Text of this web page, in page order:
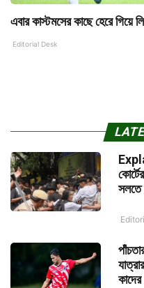
এবার কাস্টমসের কাছে হেরে গিয়ে
Editorial Desk
সলতে